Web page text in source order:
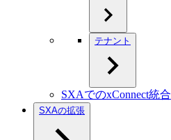
テナント
SXAでのxConnect統合
SXAの拡張